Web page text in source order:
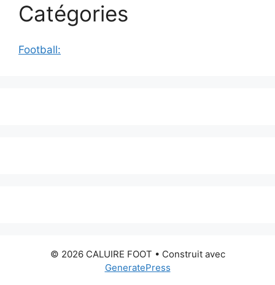
Catégories
Football:
© 2026 CALUIRE FOOT • Construit avec
GeneratePress